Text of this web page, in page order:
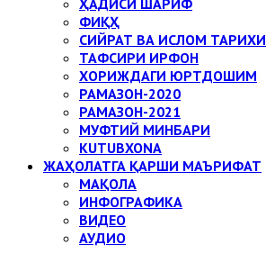
ҲАДИСИ ШАРИФ
ФИҚҲ
СИЙРАТ ВА ИСЛОМ ТАРИХИ
ТАФСИРИ ИРФОН
ХОРИЖДАГИ ЮРТДОШИМ
РАМАЗОН-2020
РАМАЗОН-2021
МУФТИЙ МИНБАРИ
KUTUBXONA
ЖАҲОЛАТГА ҚАРШИ МАЪРИФАТ
МАҚОЛА
ИНФОГРАФИКА
ВИДЕО
АУДИО